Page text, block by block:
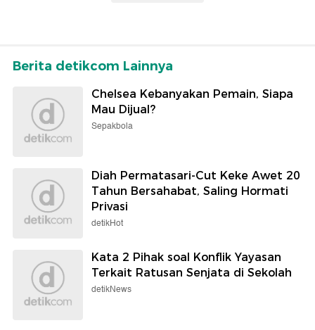
Berita detikcom Lainnya
Chelsea Kebanyakan Pemain, Siapa
Mau Dijual?
Sepakbola
Diah Permatasari-Cut Keke Awet 20
Tahun Bersahabat, Saling Hormati
Privasi
detikHot
Kata 2 Pihak soal Konflik Yayasan
Terkait Ratusan Senjata di Sekolah
detikNews